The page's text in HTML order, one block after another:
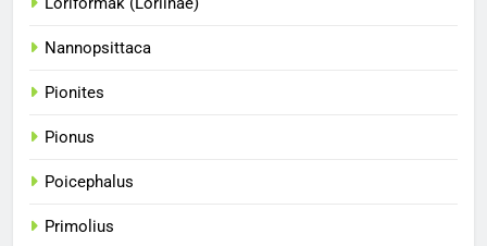
Nannopsittaca
Pionites
Pionus
Poicephalus
Primolius